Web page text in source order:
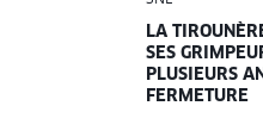
LA
SES
PLUSIEURS
FERMETURE